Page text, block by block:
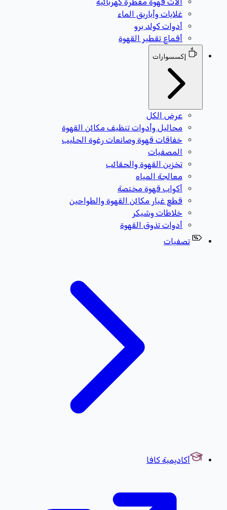
غلايات وأباريق الماء
أدوات كولد برو
أقماع تقطير القهوة
إكسسوارات
عرض الكل
محاليل وأدوات تنظيف مكائن القهوة
خفاقات قهوة وصانعات رغوة الحليب
المصفيات
تخزين القهوة والحقائب
معالجة المياه
أكواب قهوة مختصة
قطع غيار مكائن القهوة والطواحين
خلاطات وشيكر
أدوات تذوق القهوة
تصفيات
أكاديمية كافا